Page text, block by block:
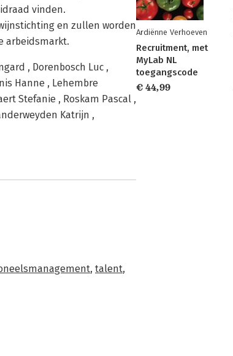
vinden.
en zullen worden
arbeidsmarkt.
, Dorenbosch Luc ,
Hanne , Lehembre
Stefanie , Roskam Pascal ,
Katrijn ,
, talent,
Ardiënne Verhoeven
Recruitment, met
MyLab NL
toegangscode
€ 44,99